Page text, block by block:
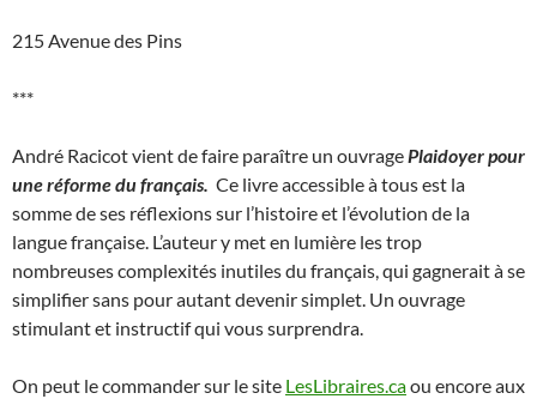
215 Avenue des Pins
***
André Racicot vient de faire paraître un ouvragePlaidoyer pour
une réforme du français. Ce livre accessible à tous est la
somme de ses réflexions sur l’histoire et l’évolution de la
langue française. L’auteur y met en lumière les trop
nombreuses complexités inutiles du français, qui gagnerait à se
simplifier sans pour autant devenir simplet. Un ouvrage
stimulant et instructif qui vous surprendra.
On peut le commander sur le site LesLibraires.caou encore aux